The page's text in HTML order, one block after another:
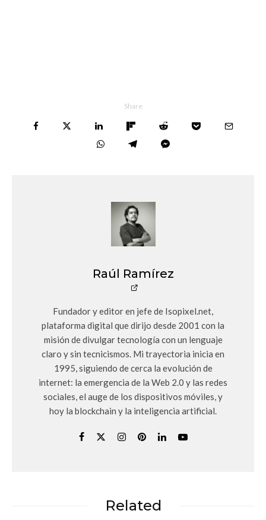
Share
Raúl Ramírez
Fundador y editor en jefe de Isopixel.net,
plataforma digital que dirijo desde 2001 con la
misión de divulgar tecnología con un lenguaje
claro y sin tecnicismos. Mi trayectoria inicia en
1995, siguiendo de cerca la evolución de
internet: la emergencia de la Web 2.0 y las redes
sociales, el auge de los dispositivos móviles, y
hoy la blockchain y la inteligencia artificial.
Related